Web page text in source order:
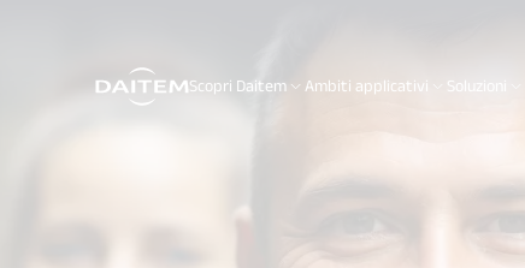
Scopri Daitem Ambiti applicativi Soluzioni